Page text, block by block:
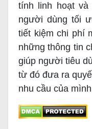
tính linh hoạt
người dùng tối
tiết kiệm chi phí
những thông tin
giúp người tiêu
từ đó đưa ra
nhu cầu của